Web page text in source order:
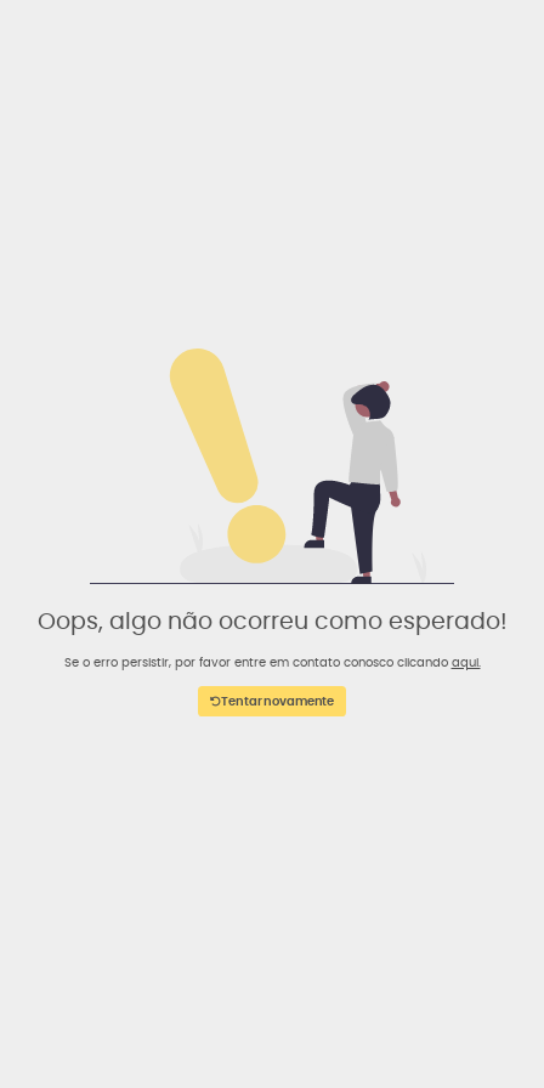
Oops, algo não ocorreu como esperado!
Se o erro persistir, por favor entre em contato conosco clicando aqui.
Tentar novamente